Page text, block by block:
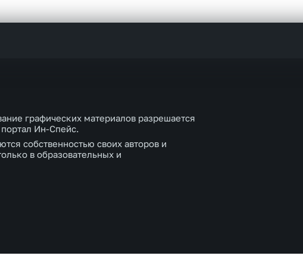
графических материалов разрешается
Ин-Спейс.
собственностью своих авторов и
в образовательных и